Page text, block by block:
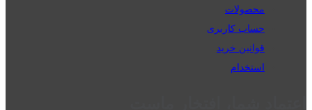
محصولات
حساب کاربری
قوانین خرید
استخدام